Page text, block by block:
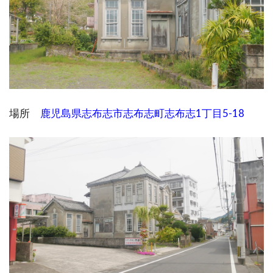
場所 鹿児島県志布志市志布志町志布志1丁目5-18